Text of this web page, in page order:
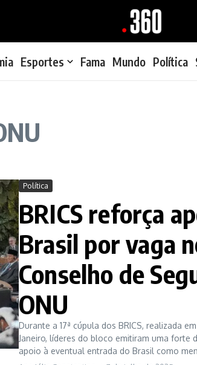
Esportes Fama Mundo Política
Política
BRICS reforça
Brasil por vaga
Conselho de
ONU
Durante a 17ª cúpula dos BRICS, realizada
Janeiro, líderes do bloco emitiram uma forte
apoio à eventual entrada do Brasil como